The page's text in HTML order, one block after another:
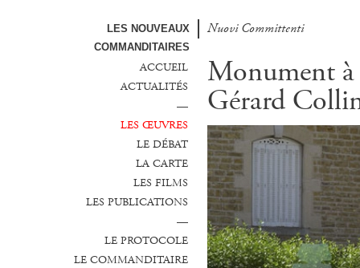
LES NOUVEAUX
COMMANDITAIRES
Nuovi Committenti
ACCUEIL
ACTUALITÉS
—
LES ŒUVRES
LE DÉBAT
LA CARTE
LES FILMS
LES PUBLICATIONS
—
LE PROTOCOLE
LE COMMANDITAIRE
Monument
Gérard